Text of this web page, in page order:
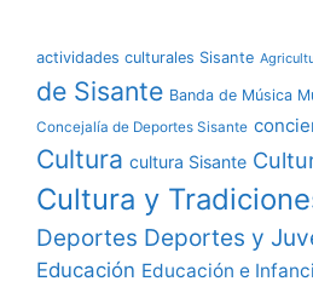
actividades culturales Sisante
de Sisante Banda de Música
Concejalía de Deportes Sisante
Cultura cultura Sisante
Cultura y
Deportes Deportes y
Educación Educación e